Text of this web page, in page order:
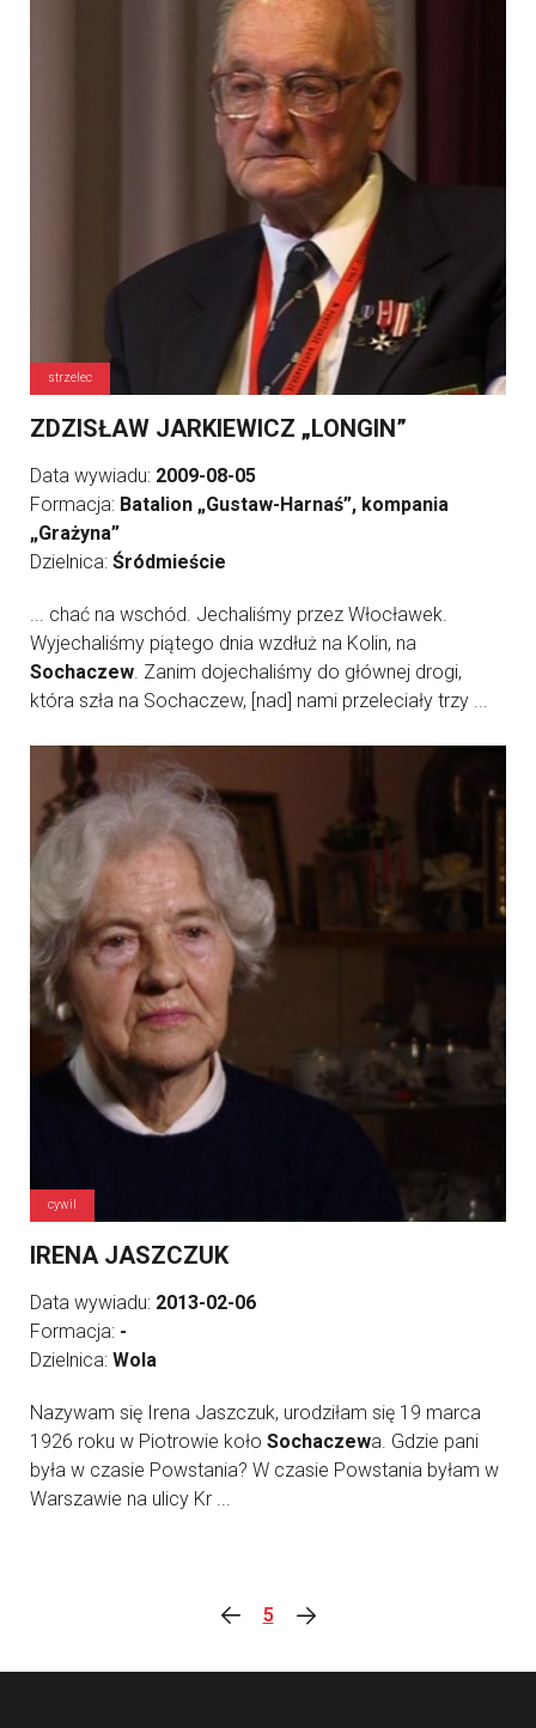
strzelec
ZDZISŁAW JARKIEWICZ „LONGIN”
Data wywiadu: 2009-08-05
Formacja: Batalion „Gustaw-Harnaś”, kompania
„Grażyna”
Dzielnica: Śródmieście
... chać na wschód. Jechaliśmy przez Włocławek.
Wyjechaliśmy piątego dnia wzdłuż na Kolin, na
Sochaczew. Zanim dojechaliśmy do głównej drogi,
która szła na Sochaczew, [nad] nami przeleciały trzy ...
cywil
IRENA JASZCZUK
Data wywiadu: 2013-02-06
Formacja: -
Dzielnica: Wola
Nazywam się Irena Jaszczuk, urodziłam się 19 marca
1926 roku w Piotrowie koło Sochaczewa. Gdzie pani
była w czasie Powstania? W czasie Powstania byłam w
Warszawie na ulicy Kr ...
5